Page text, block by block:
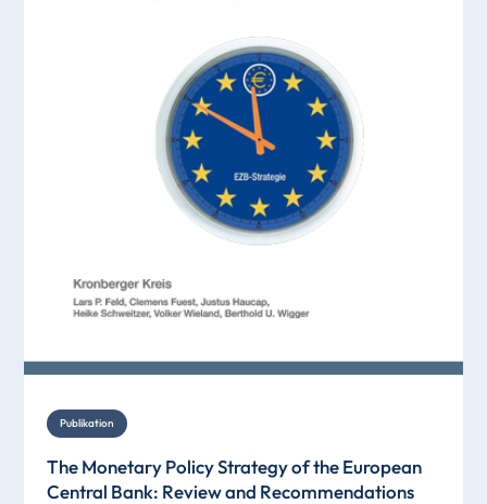
Publikation
The Monetary Policy Strategy of the European
Central Bank: Review and Recommendations